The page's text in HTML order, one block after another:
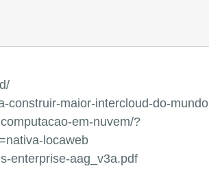
construir-maior-intercloud-do-mundo
em-nuvem/?
locaweb
enterprise-aag_v3a.pdf